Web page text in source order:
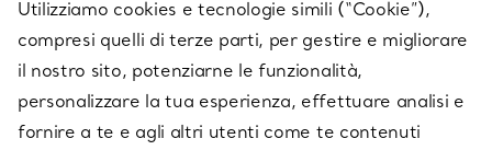
SU TIFFANY & CO.
Utilizziamo cookies e tecnologie simili (“Cookie”),
compresi quelli di terze parti, per gestire e migliorare
il nostro sito, potenziarne le funzionalità,
personalizzare la tua esperienza, effettuare analisi e
fornire a te e agli altri utenti come te contenuti